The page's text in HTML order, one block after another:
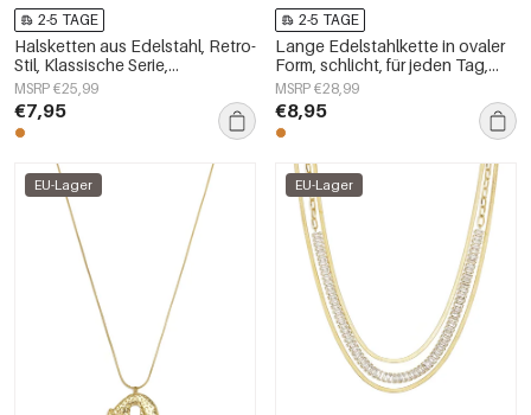
2-5 TAGE
Halsketten aus Edelstahl, Retro-
Stil, Klassische Serie,
Damenschmuck
MSRP €25,99
€7,95
2-5 TAGE
Lange Edelstahlkette in ovaler
Form, schlicht, für jeden Tag,
Damenschmuck
MSRP €28,99
€8,95
EU-Lager EU-Lager